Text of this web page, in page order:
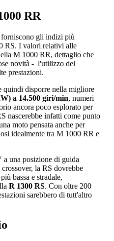
RR
gli indizi più
RS. I valori relativi alle
M 1000 RR, dettaglio che
novità - l'utilizzo del
prestazioni.
quindi disporre nella migliore
a 14.500 giri/min, numeri
ancora poco esplorato per
nascerebbe infatti come punto
moto pensata anche per
idealmente tra M 1000 RR e
a una posizione di guida
la RS dovrebbe
bassa e stradale,
R 1300 RS. Con oltre 200
sarebbero di tutt'altro